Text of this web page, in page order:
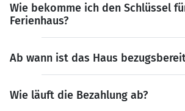
Wie bekomme ich den Schlüssel
Ferienhaus?
Ab wann ist das Haus
Wie läuft die Bezahlung ab?